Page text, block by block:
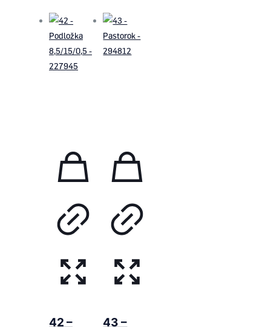
42 –
43 –